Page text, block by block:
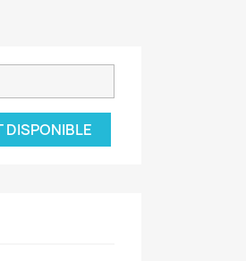
DISPONIBLE